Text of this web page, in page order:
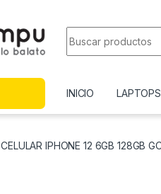
INICIO LAPTOPS
CELULAR IPHONE 12 6GB 128GB